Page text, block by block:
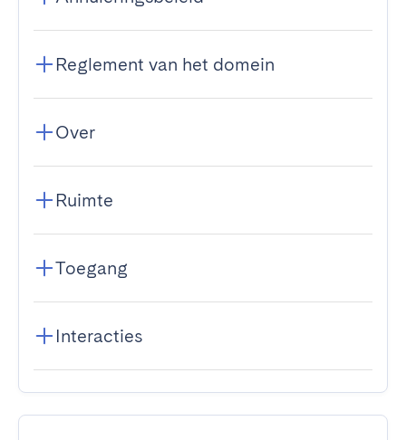
Reglement van het domein
Over
Ruimte
Toegang
Interacties